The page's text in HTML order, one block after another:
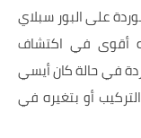
على البور سبلاي
سبلاي 5 أمبير لانه أقوى في اكتشاف
في حالة كان أيسي
أو بتغيره في